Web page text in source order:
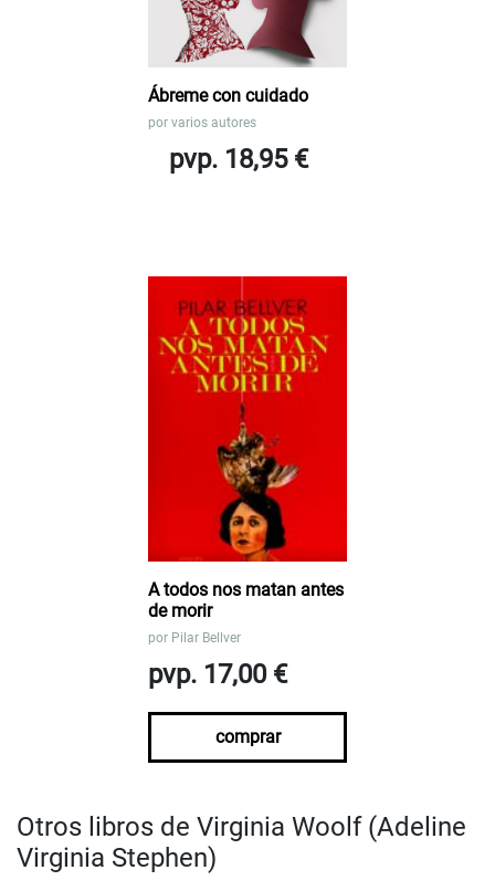
Ábreme con cuidado
por varios autores
pvp. 18,95 €
A todos nos matan antes
de morir
por Pilar Bellver
pvp. 17,00 €
comprar
Otros libros de Virginia Woolf (Adeline
Virginia Stephen)